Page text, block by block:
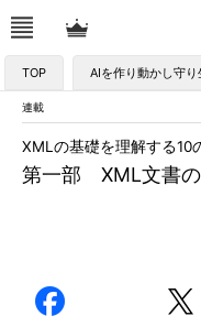
TOP AIを作り動かし守り
連載
第一部 XML文書
XMLの基礎を理解する10